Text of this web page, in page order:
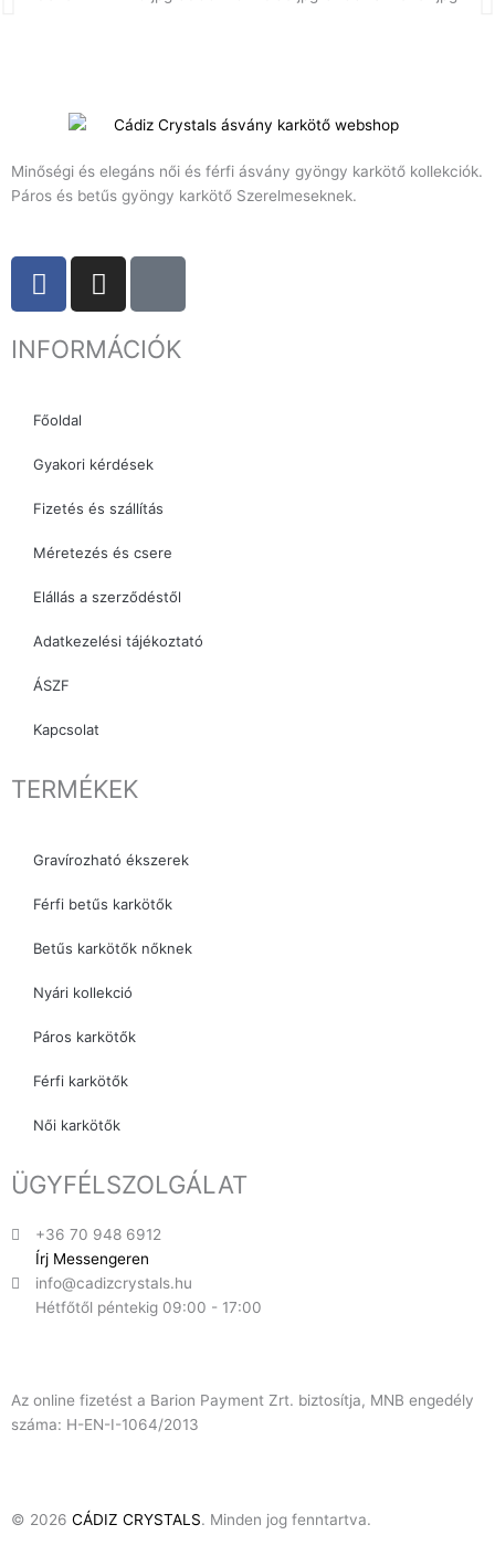
Minőségi és elegáns női és férfi ásvány gyöngy karkötő kollekciók.
Páros és betűs gyöngy karkötő Szerelmeseknek.
F
a
e
o
o
k
I
n
t
a
t
INFORMÁCIÓK
Főoldal
Gyakori kérdések
Fizetés és szállítás
Méretezés és csere
Elállás a szerződéstől
Adatkezelési tájékoztató
ÁSZF
Kapcsolat
TERMÉKEK
Gravírozható ékszerek
Férfi betűs karkötők
Betűs karkötők nőknek
Nyári kollekció
Páros karkötők
Férfi karkötők
Női karkötők
ÜGYFÉLSZOLGÁLAT
+36 70 948 6912
Írj Messengeren
info@cadizcrystals.hu
Hétfőtől péntekig 09:00 - 17:00
Az online fizetést a Barion Payment Zrt. biztosítja, MNB engedély
száma: H-EN-I-1064/2013
© 2026 CÁDIZ CRYSTALS. Minden jog fenntartva.